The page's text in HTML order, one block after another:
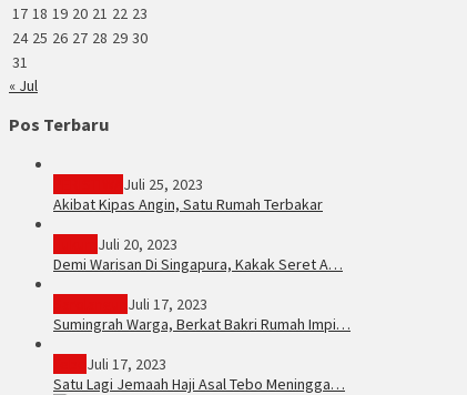
17 18 19 20 21 22 23
24 25 26 27 28 29 30
31
« Jul
Pos Terbaru
Juli 25, 2023
Akibat Kipas Angin, Satu Rumah Terbakar
Juli 20, 2023
Demi Warisan Di Singapura, Kakak Seret A…
Juli 17, 2023
Sumingrah Warga, Berkat Bakri Rumah Impi…
Juli 17, 2023
Satu Lagi Jemaah Haji Asal Tebo Meningga…